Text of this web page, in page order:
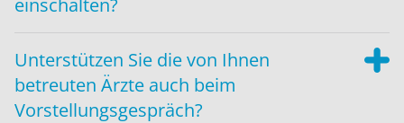
einschalten?
Unterstützen Sie die von Ihnen
betreuten Ärzte auch beim
Vorstellungsgespräch?